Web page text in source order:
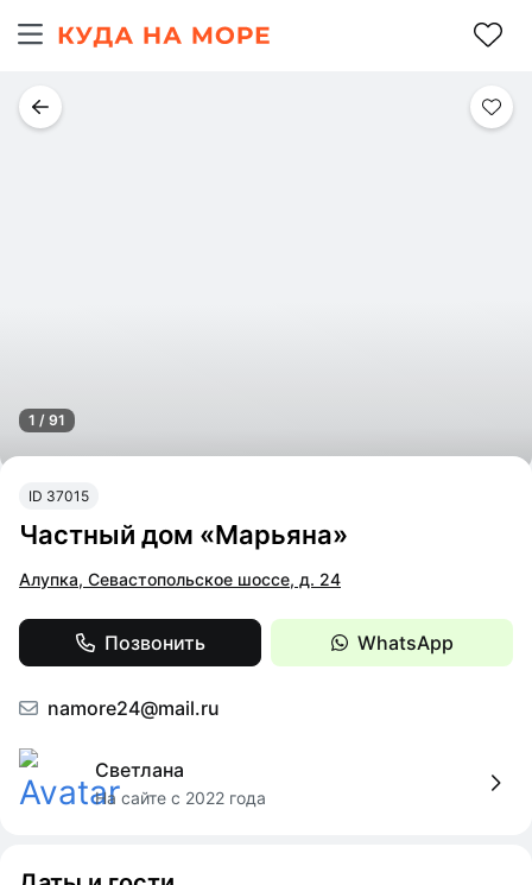
ID 37015
Частный дом «Марьяна»
Алупка, Севастопольское шоссе, д. 24
Позвонить WhatsApp
namore24@mail.ru
Светлана
На сайте с 2022 года
1 / 91